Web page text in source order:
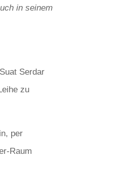
in seinem
Serdar
zu
per
Raum